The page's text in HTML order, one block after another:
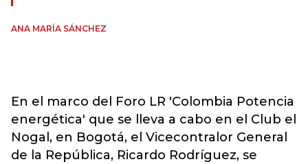
ANA MARÍA SÁNCHEZ
En el marco del Foro LR 'Colombia Potencia
energética' que se lleva a cabo en el Club el
Nogal, en Bogotá, el Vicecontralor General
de la República, Ricardo Rodríguez, se